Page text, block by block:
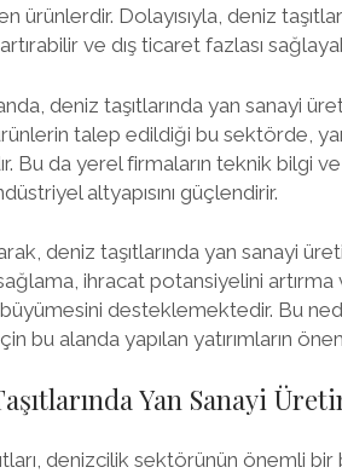
ürünlerdir. Dolayısıyla, deniz
ve dış ticaret fazlası
deniz taşıtlarında yan sanayi
talep edildiği bu sektörde,
Bu da yerel firmaların teknik bilgi
altyapısını güçlendirir.
deniz taşıtlarında yan sanayi
ihracat potansiyelini
desteklemektedir. Bu
bu alanda yapılan yatırımların
Yan Sanayi
denizcilik sektörünün önemli